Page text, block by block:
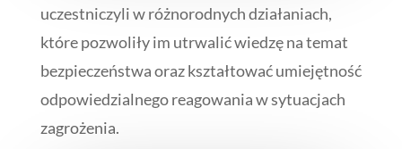
uczestniczyli w różnorodnych działaniach,
które pozwoliły im utrwalić wiedzę na temat
bezpieczeństwa oraz kształtować umiejętność
odpowiedzialnego reagowania w sytuacjach
zagrożenia.